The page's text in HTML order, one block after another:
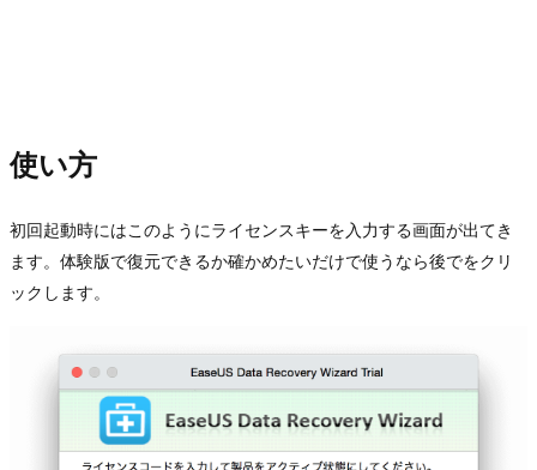
使い方
初回起動時にはこのようにライセンスキーを入力する画面が出てき
ます。体験版で復元できるか確かめたいだけで使うなら後でをクリ
ックします。